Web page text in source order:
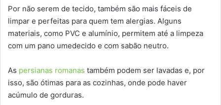
Por não serem de tecido, também são mais fáceis de
limpar e perfeitas para quem tem alergias. Alguns
materiais, como PVC e alumínio, permitem até a limpeza
com um pano umedecido e com sabão neutro.
As persianas romanas também podem ser lavadas e, por
isso, são ótimas para as cozinhas, onde pode haver
acúmulo de gorduras.